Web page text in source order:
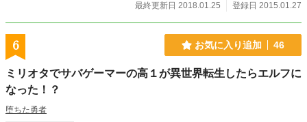
最終更新日 2018.01.25
登録日 2015.01.27
6 お気に入り追加 46
ミリオタでサバゲーマーの高１が異世界転生したらエルフに
なった！？
堕ちた勇者